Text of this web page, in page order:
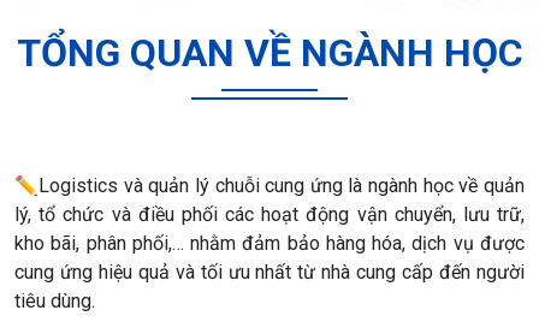
TỔNG QUAN VỀ NGÀNH HỌC
✏️ Logistics và quản lý chuỗi cung ứng là ngành học về quản
lý, tổ chức và điều phối các hoạt động vận chuyển, lưu trữ,
kho bãi, phân phối,… nhằm đảm bảo hàng hóa, dịch vụ được
cung ứng hiệu quả và tối ưu nhất từ nhà cung cấp đến người
tiêu dùng.